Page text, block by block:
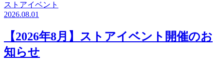
ストアイベント
2026.08.01
【2026年8月】ストアイベント開催のお
知らせ